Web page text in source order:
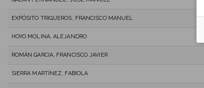
EXPÓSITO TRIGUEROS, FRANCISCO MANUEL
HOYO MOLINA, ALEJANDRO
ROMÁN GARCIA, FRANCISCO JAVIER
SIERRA MARTÍNEZ, FABIOLA